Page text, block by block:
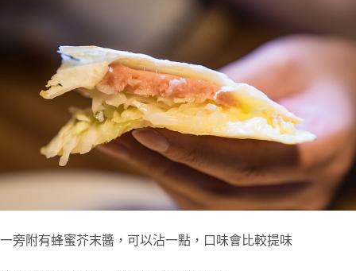
一旁附有蜂蜜芥末醬，可以沾一點，口味會比較提味